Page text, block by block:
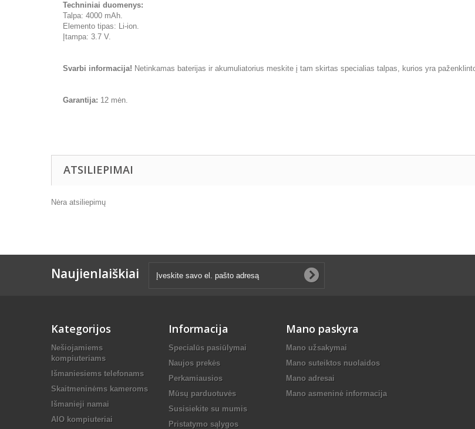
Techniniai duomenys:
Talpa: 4000 mAh.
Elemento tipas: Li-ion.
Įtampa: 3.7 V.
Svarbi informacija! Netinkamas baterijas ir akumuliatorius meskite į tam skirtas specialias talpas, kurios yra
Garantija: 12 mėn.
ATSILIEPIMAI
Nėra atsiliepimų
Naujienlaiškiai
Kategorijos
Nešiojamiems
kompiuteriams
Išmaniesiems telefonams
Skaitmeninėms kameroms
Išmanieji namai
AIO kompiuteriai
Informacija
Specialūs pasiūlymai
Naujos prekės
Perkamiausios
Mūsų parduotuvės
Susisiekite su mumis
Pristatymo sąlygos
Mano paskyra
Mano užsakymai
Mano suteiktos nuolaidos
Mano adresai
Mano asmeninė informacija